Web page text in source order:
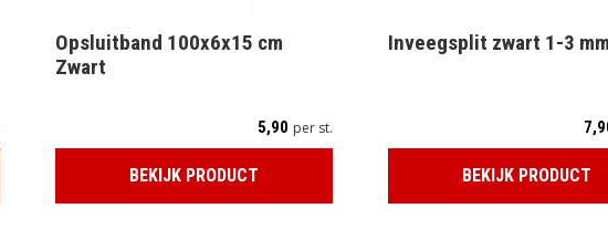
Opsluitband 100x6x15 cm
Zwart
5,90 per st.
BEKIJK PRODUCT
Inveegsplit zwart 1-3
BEKIJK PRODUCT